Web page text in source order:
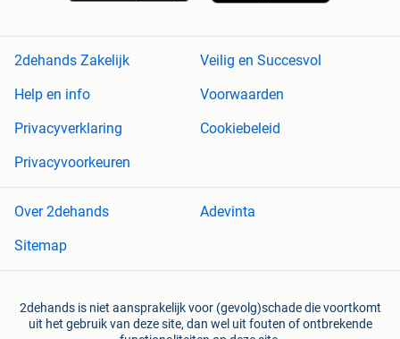
2dehands Zakelijk
Veilig en Succesvol
Help en info
Voorwaarden
Privacyverklaring
Cookiebeleid
Privacyvoorkeuren
Over 2dehands
Adevinta
Sitemap
2dehands is niet aansprakelijk voor (gevolg)schade die voortkomt
uit het gebruik van deze site, dan wel uit fouten of ontbrekende